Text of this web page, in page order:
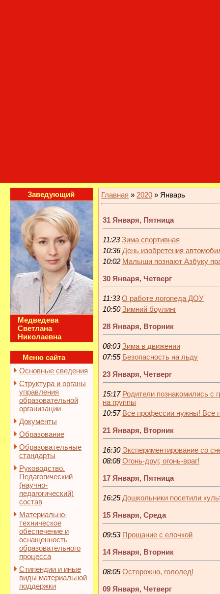
Заведующий
Медведева
Светлана
Николаевна
Меню сайта
Основные сведения
Структура и органы
управления
образовательной
организации
Документы
Образование
Образовательные
стандарты
Руководство.
Педагогический
(научно-
педагогический)
состав
Материально-
техническое
обеспечение и
оснащенность
образовательного
процесса
Стипендии и иные
виды материальной
поддержки
Главная » 2020 » Январь
31 Января, Пятница
11:23 Зима спортивная
10:36 День изобретения
10:02 Малыши познают Азбуку
30 Января, Четверг
11:33 О работе логопеда ДОУ
10:50 Зимний боулинг
28 Января, Вторник
08:03 Зима в движении
07:55 Безопасноcть на льду
23 Января, Четверг
15:17 Родители познакомились с
на группы
10:57 Все профессии нужны! Все
21 Января, Вторник
16:30 Экспериментирование со
08:08 Огонь-друг, огонь-враг!
17 Января, Пятница
16:25 Дошкольники посетили
15 Января, Среда
09:53 Прощание с елочкой
14 Января, Вторник
08:05 Осторожно, гололед!
09 Января, Четверг